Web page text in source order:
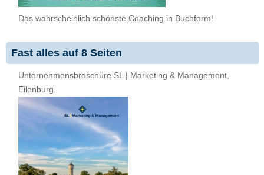
Das wahrscheinlich schönste Coaching in Buchform!
Fast alles auf 8 Seiten
Unternehmensbroschüre SL | Marketing & Management,
Eilenburg.